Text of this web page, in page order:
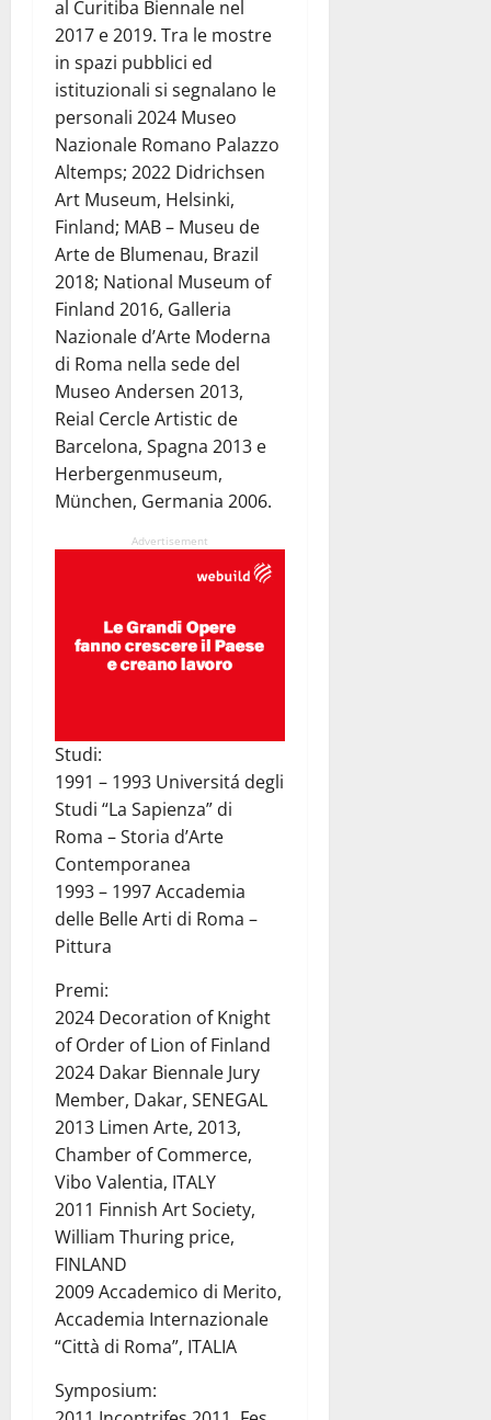
al Curitiba Biennale nel
2017 e 2019. Tra le mostre
in spazi pubblici ed
istituzionali si segnalano le
personali 2024 Museo
Nazionale Romano Palazzo
Altemps; 2022 Didrichsen
Art Museum, Helsinki,
Finland; MAB – Museu de
Arte de Blumenau, Brazil
2018; National Museum of
Finland 2016, Galleria
Nazionale d’Arte Moderna
di Roma nella sede del
Museo Andersen 2013,
Reial Cercle Artistic de
Barcelona, Spagna 2013 e
Herbergenmuseum,
München, Germania 2006.
Advertisement
Studi:
1991 – 1993 Universitá degli
Studi “La Sapienza” di
Roma – Storia d’Arte
Contemporanea
1993 – 1997 Accademia
delle Belle Arti di Roma –
Pittura
Premi:
2024 Decoration of Knight
of Order of Lion of Finland
2024 Dakar Biennale Jury
Member, Dakar, SENEGAL
2013 Limen Arte, 2013,
Chamber of Commerce,
Vibo Valentia, ITALY
2011 Finnish Art Society,
William Thuring price,
FINLAND
2009 Accademico di Merito,
Accademia Internazionale
“Città di Roma”, ITALIA
Symposium: